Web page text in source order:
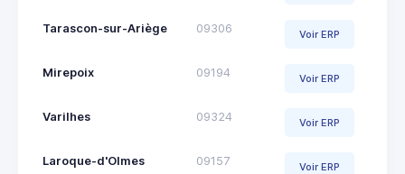
Tarascon-sur-Ariège 09306 Voir ERP
Mirepoix 09194 Voir ERP
Varilhes 09324 Voir ERP
Laroque-d'Olmes 09157 Voir ERP